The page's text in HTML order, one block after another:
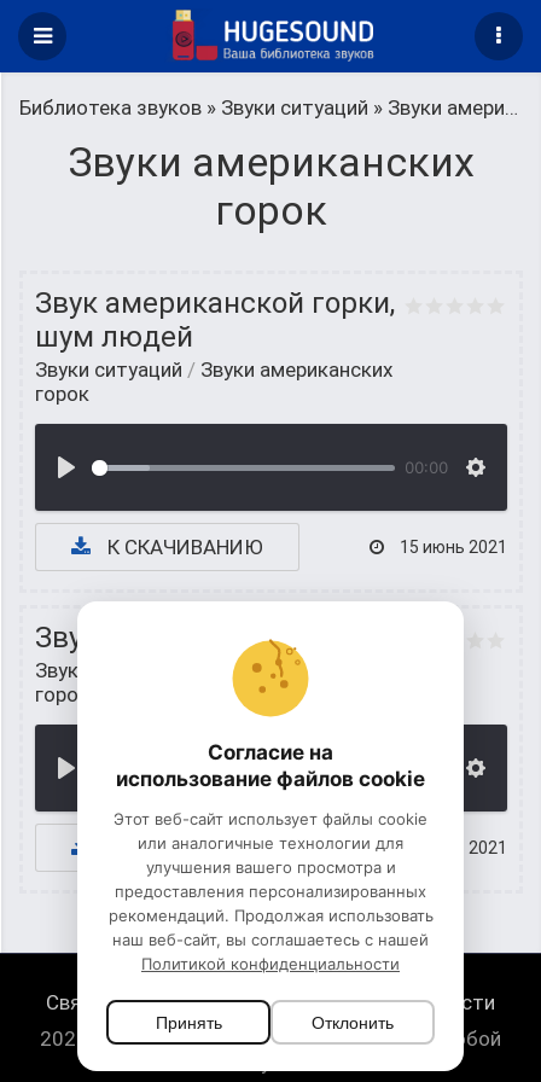
Библиотека звуков » Звуки ситуаций » Звуки американских горок
Звуки американских
горок
Звук американской горки,
шум людей
Звуки ситуаций / Звуки американских
горок
00:00
К СКАЧИВАНИЮ 15 июнь 2021
Звук американской горки
Звуки ситуаций
Звуки американских
горок
00:00
К СКАЧИВАНИЮ 15 июнь 2021
Связь с нами
Политика конфиденциальности
2026 HugeSounds.com - скачать звуки на любой
Согласие на
использование файлов cookie
Этот веб-сайт использует файлы cookie
или аналогичные технологии для
улучшения вашего просмотра и
предоставления персонализированных
рекомендаций. Продолжая использовать
наш веб-сайт, вы соглашаетесь с нашей
Политикой конфиденциальности
Принять Отклонить